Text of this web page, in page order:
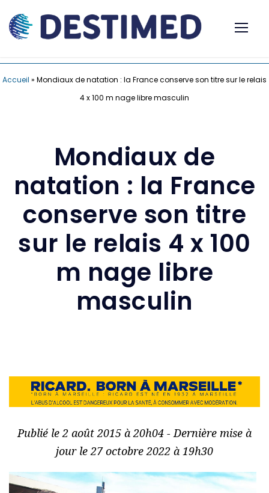
Accueil » Mondiaux de natation : la France conserve son titre sur le relais
4 x 100 m nage libre masculin
Mondiaux de
natation : la France
conserve son titre
sur le relais 4 x 100
m nage libre
masculin
Publié le 2 août 2015 à 20h04 - Dernière mise à
jour le 27 octobre 2022 à 19h30